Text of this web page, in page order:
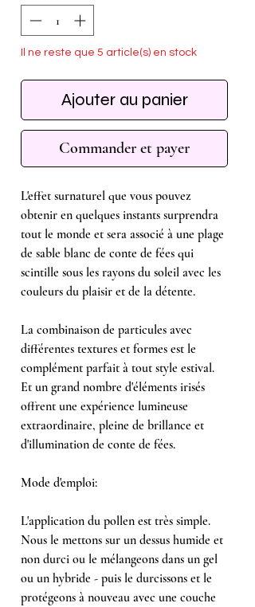
Il ne reste que 5 article(s) en stock
Ajouter au panier
Commander et payer
L'effet surnaturel que vous pouvez
obtenir en quelques instants surprendra
tout le monde et sera associé à une plage
de sable blanc de conte de fées qui
scintille sous les rayons du soleil avec les
couleurs du plaisir et de la détente.
La combinaison de particules avec
différentes textures et formes est le
complément parfait à tout style estival.
Et un grand nombre d'éléments irisés
offrent une expérience lumineuse
extraordinaire, pleine de brillance et
d'illumination de conte de fées.
Mode d'emploi:
L'application du pollen est très simple.
Nous le mettons sur un dessus humide et
non durci ou le mélangeons dans un gel
ou un hybride - puis le durcissons et le
protégeons à nouveau avec une couche